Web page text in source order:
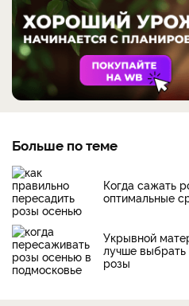
Больше по теме
Когда сажать
оптимальные
Укрывной
лучше выбрать
розы